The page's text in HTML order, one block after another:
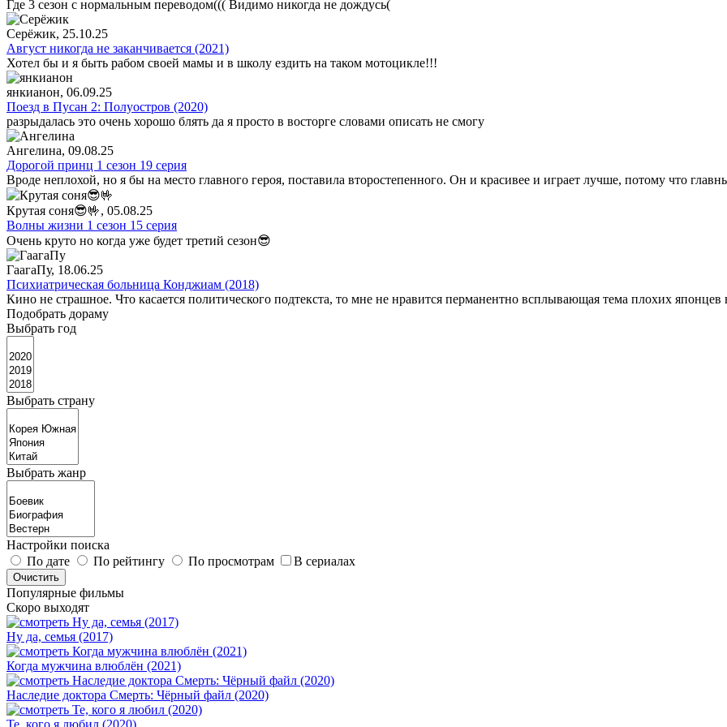
Где 3 сезон с нормальным переводом((( Видимо никогда не дождусь(
Серёжик, 25.10.25
Август никогда не заканчивается (2021)
Хотел бы и я быть рабом своей мамы и в школу ездить на таком мотоцикле!!!
янкианон, 06.09.25
Поезд в Пусан 2: Полуостров (2020)
разрыдалась это очень хорошо блять да я просто в восторге словами описать не смогу
Ангелина, 09.08.25
Дорогой принц 1 сезон 19 серия
Вроде неплохой, но я бы на место главного героя, поставила второстепенного. Он и красивее и играет лучше, потому что
Крутая соня😎🤟, 05.08.25
Волны жизни 1 сезон 15 серия
Очень круто но когда уже будет третий сезон😎
ГаагаПу, 18.06.25
Психиатрическая больница Конджиам (2018)
Кино не страшное. Что касается политического подтекста, то мне не нравится перманентно всплывающая тема плохих японцев
Подобрать дораму
Выбрать год
Выбрать страну
Выбрать жанр
Настройки поиска
По дате
По рейтингу По просмотрам В сериалах
Популярные фильмы
Скоро выходят
Ну да, семья (2017)
Когда мужчина влюблён (2021)
Наследие доктора Смерть: Чёрный файл (2020)